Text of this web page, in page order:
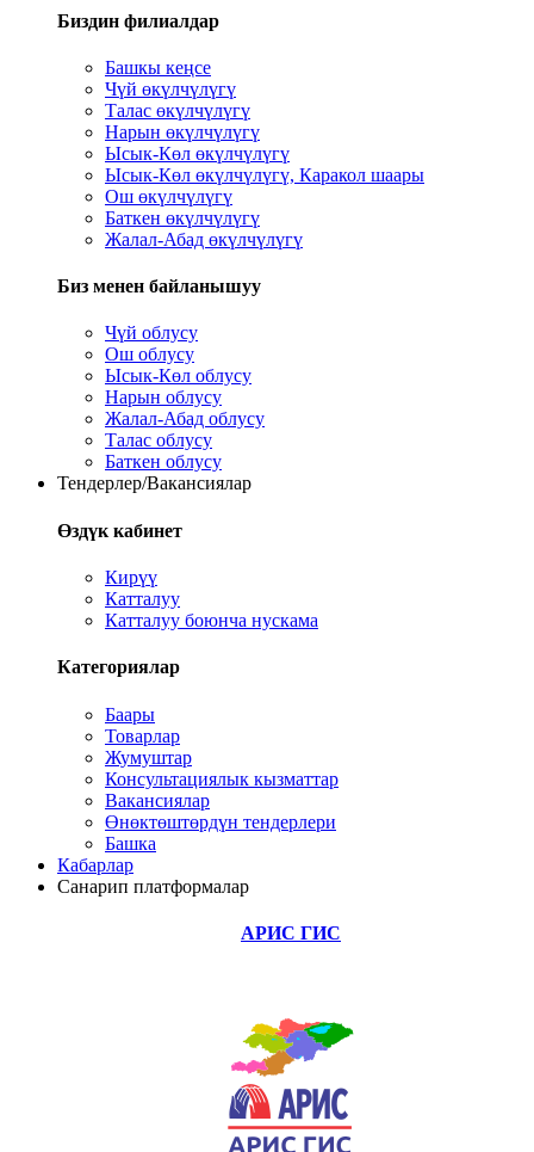
Биздин филиалдар
Башкы кеңсе
Чүй өкүлчүлүгү
Талас өкүлчүлүгү
Нарын өкүлчүлүгү
Ысык-Көл өкүлчүлүгү
Ысык-Көл өкүлчүлүгү, Каракол шаары
Ош өкүлчүлүгү
Баткен өкүлчүлүгү
Жалал-Абад өкүлчүлүгү
Биз менен байланышуу
Чүй облусу
Ош облусу
Ысык-Көл облусу
Нарын облусу
Жалал-Абад облусу
Талас облусу
Баткен облусу
Тендерлер/Вакансиялар
Өздүк кабинет
Кирүү
Катталуу
Катталуу боюнча нускама
Категориялар
Баары
Товарлар
Жумуштар
Консультациялык кызматтар
Вакансиялар
Өнөктөштөрдүн тендерлери
Башка
Кабарлар
Санарип платформалар
АРИС ГИС